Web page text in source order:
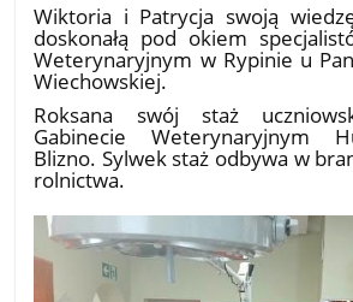
Wiktoria i Patrycja swoją
doskonałą pod okiem
Weterynaryjnym w Rypinie u
Wiechowskiej.
Roksana swój staż
Gabinecie Weterynaryjnym
Blizno. Sylwek staż odbywa w
rolnictwa.